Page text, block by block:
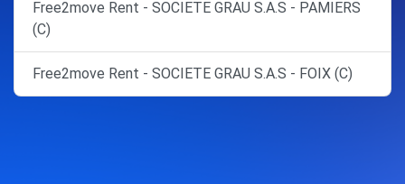
Free2move Rent - SOCIETE GRAU S.A.S - PAMIERS
(C)
Free2move Rent - SOCIETE GRAU S.A.S - FOIX (C)